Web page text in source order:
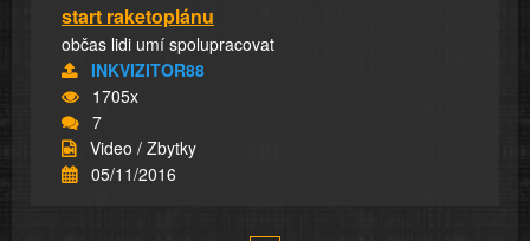
start raketoplánu
občas lidi umí spolupracovat
INKVIZITOR88
1705x
7
Video / Zbytky
05/11/2016